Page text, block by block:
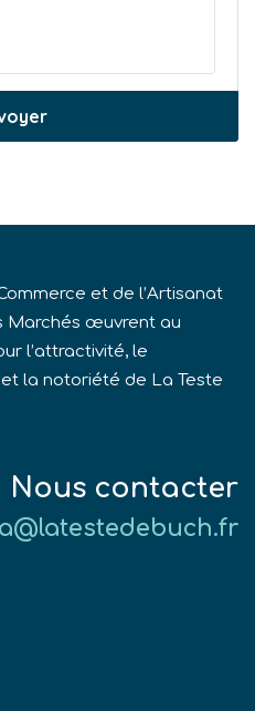
et de l’Artisanat
Marchés œuvrent au
l’attractivité, le
la notoriété de La Teste
Nous contacter